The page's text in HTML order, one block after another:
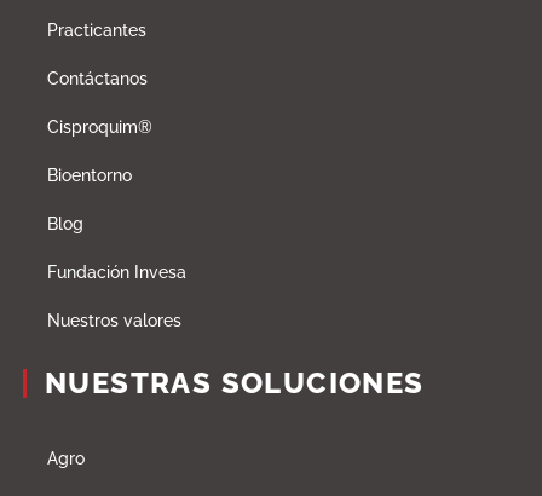
Practicantes
Contáctanos
Cisproquim®
Bioentorno
Blog
Fundación Invesa
Nuestros valores
NUESTRAS SOLUCIONES
Agro